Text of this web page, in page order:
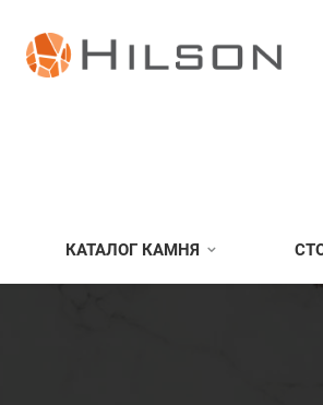
КАТАЛОГ КАМНЯ